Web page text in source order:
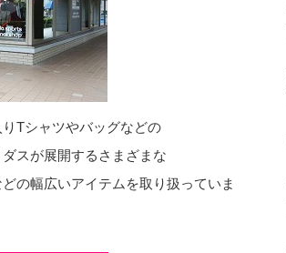
Tシャツやバッグなどの
スが展開するさまざまな
の幅広いアイテムを取り扱っていま